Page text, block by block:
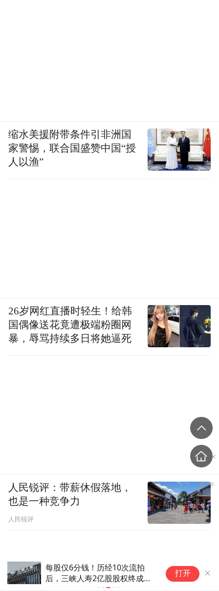
东睦股份：拟设立孙公司并投资7亿元建
设新科技项目
打开
缩水美援附带条件引非洲国
家警惕，联合国盛赞中国“授
人以渔”
26岁网红直播时轻生！给韩
国偶像送花竟遭极端粉圈网
暴，辱骂持续多日将她逼死
人民锐评：带薪休假落地，
也是一种竞争力
人民锐评